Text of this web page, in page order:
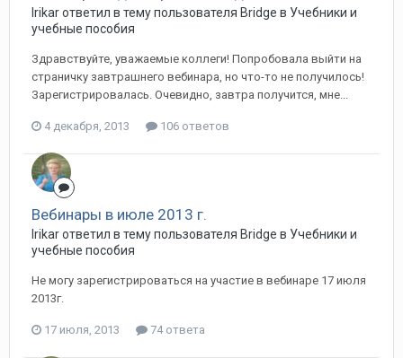
Irikar ответил в тему пользователя Bridge в Учебники и
учебные пособия
Здравствуйте, уважаемые коллеги! Попробовала выйти на
страничку завтрашнего вебинара, но что-то не получилось!
Зарегистрировалась. Очевидно, завтра получится, мне...
4 декабря, 2013 106 ответов
Вебинары в июле 2013 г.
Irikar ответил в тему пользователя Bridge в Учебники и
учебные пособия
Не могу зарегистрироваться на участие в вебинаре 17 июля
2013г.
17 июля, 2013 74 ответа